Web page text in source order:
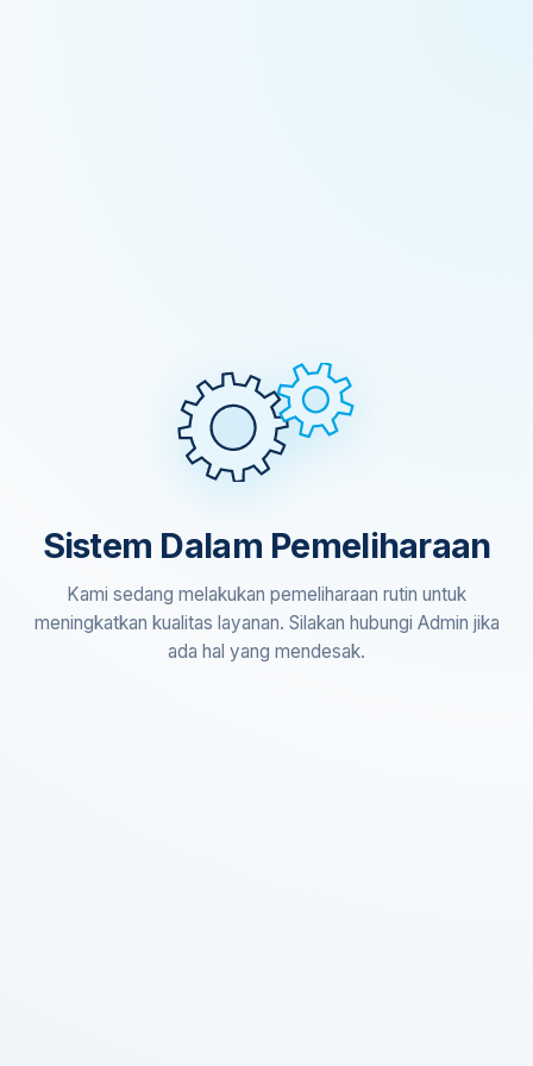
Sistem Dalam Pemeliharaan
Kami sedang melakukan pemeliharaan rutin untuk
meningkatkan kualitas layanan. Silakan hubungi Admin jika
ada hal yang mendesak.